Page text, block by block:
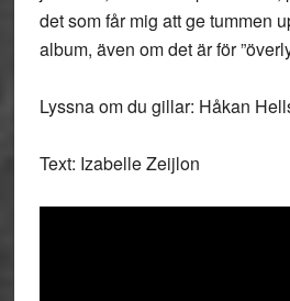
det som får mig att ge tummen
album, även om det är för
Lyssna om du gillar: Håkan
Text: Izabelle Zeijlon